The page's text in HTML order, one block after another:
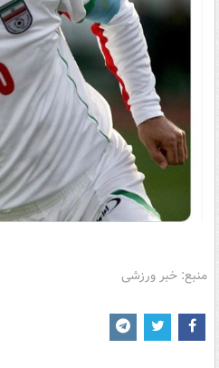
منبع: خبر ورزشی